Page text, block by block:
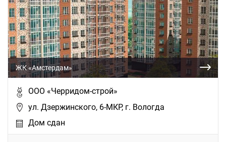
ЖК «Амстердам»
ООО «Черридом-строй»
ул. Дзержинского, 6-МКР, г. Вологда
Дом сдан